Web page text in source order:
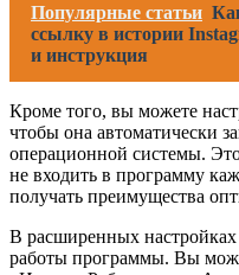
Популярные статьи
ссылку в истории
и инструкция
Кроме того, вы можете
чтобы она автоматически
операционной системы.
не входить в программу
получать преимущества
В расширенных
работы программы. Вы